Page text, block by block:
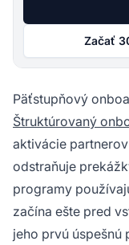
Začať
Päťstupňový
Štruktúrovaný
aktivácie
odstraňuje
programy
začína ešte pred
jeho prvú úspešnú